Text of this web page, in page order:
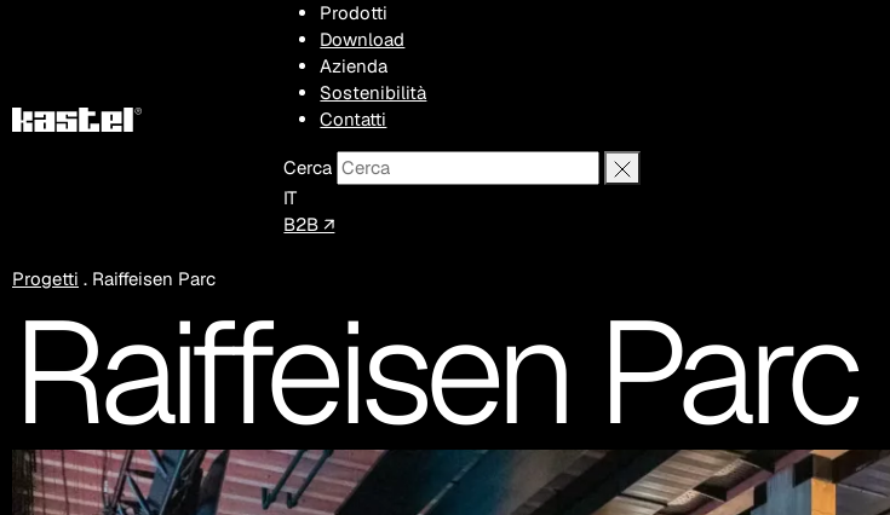
Prodotti
Download
Azienda
Sostenibilità
Contatti
Cerca
IT
B2B ↗
Progetti . Raiffeisen Parc
Raiffeisen Parc